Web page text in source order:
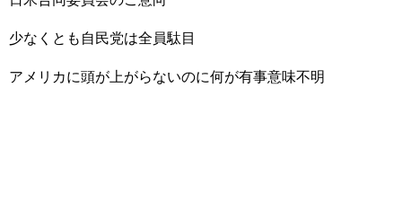
少なくとも自民党は全員駄目
アメリカに頭が上がらないのに何が有事意味不明